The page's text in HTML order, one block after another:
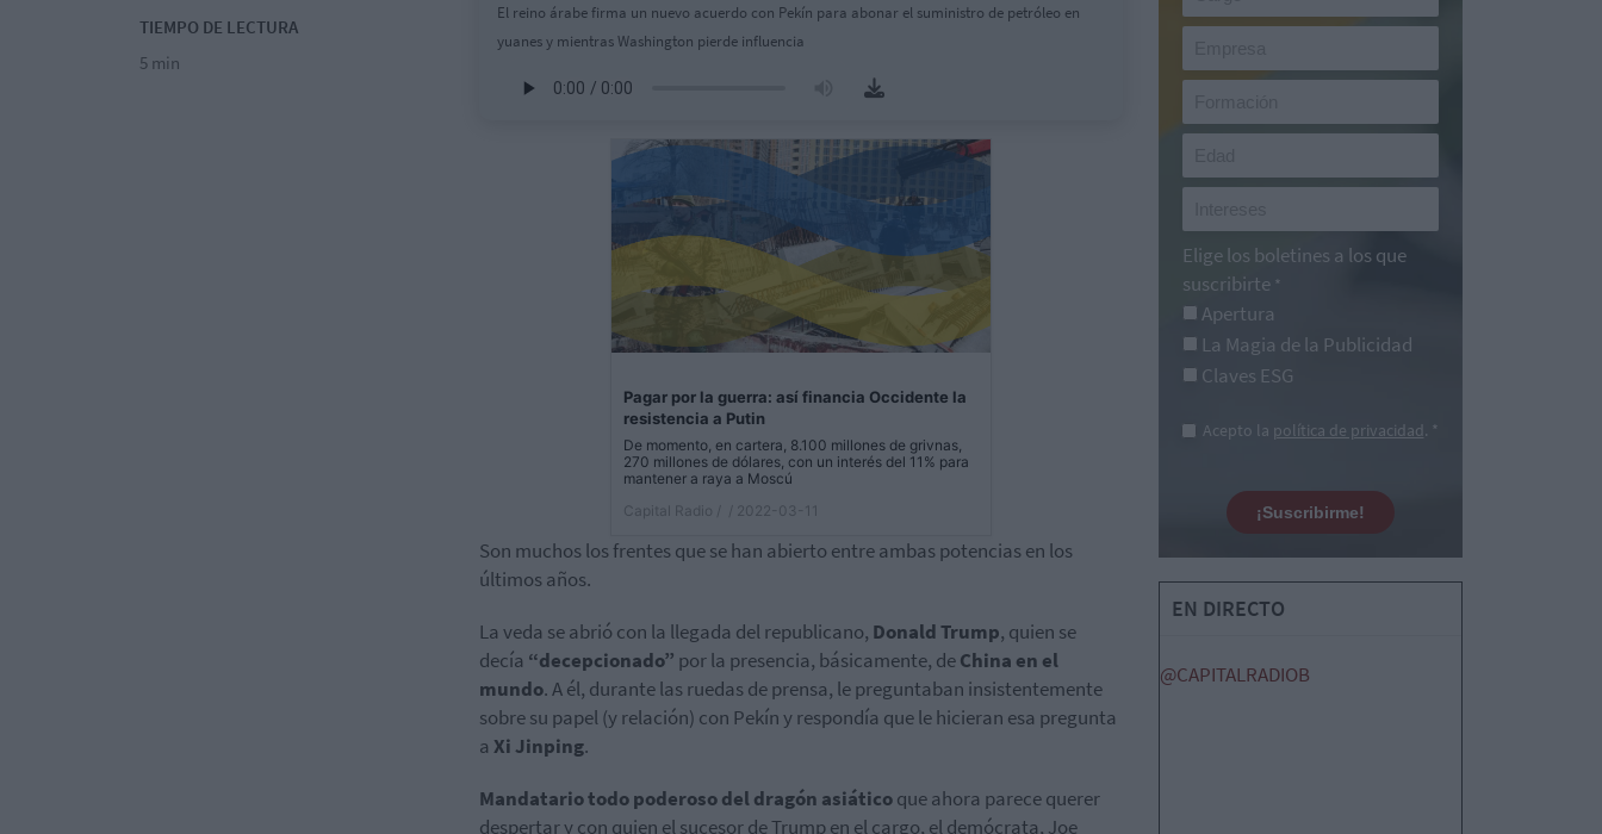
TIEMPO DE LECTURA
5 min
El reino árabe firma un nuevo acuerdo con Pekín para abonar el suministro de petróleo en
yuanes y mientras Washington pierde influencia
Pagar por la guerra: así financia Occidente la
resistencia a Putin
De momento, en cartera, 8.100 millones de grivnas,
270 millones de dólares, con un interés del 11% para
mantener a raya a Moscú
Capital Radio /
/ 2022-03-11
Son muchos los frentes que se han abierto entre ambas potencias en los
últimos años.
La veda se abrió con la llegada del republicano, DonaldTrump, quien se
decía “decepcionado” por la presencia, básicamente, deChina en el
mundo. A él, durante las ruedas de prensa, le preguntaban insistentemente
sobre su papel (y relación) con Pekín y respondía que le hicieran esa pregunta
a Xi Jinping.
Mandatario todo poderoso del dragón asiáticoque ahora parece querer
despertar y con quien el sucesor de Trump en el cargo, el demócrata, Joe
Elige los boletines a los que
suscribirte *
Apertura
La Magia de la Publicidad
Claves ESG
Acepto la política de privacidad. *
¡Suscribirme!
EN DIRECTO
@CAPITALRADIOB